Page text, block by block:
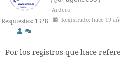
Respuestas: 1328
Ardero
Registrado: hace 19
Por los registros que hace